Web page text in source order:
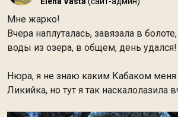
Мне жарко!
Вчера наплуталась, завязала в
воды из озера, в общем, день удался!
Нюра, я не знаю каким Кабаком меня
Ликийка, но тут я так наскалолазила